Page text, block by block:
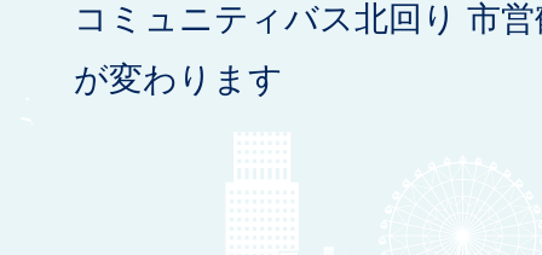
コミュニティバス北回り 市
が変わります